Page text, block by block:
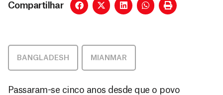
Compartilhar
BANGLADESH MIANMAR
Passaram-se cinco anos desde que o povo